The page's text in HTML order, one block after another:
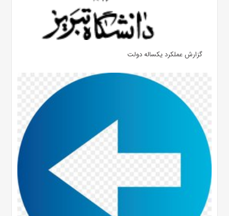
گزارش عملکرد یکساله دولت